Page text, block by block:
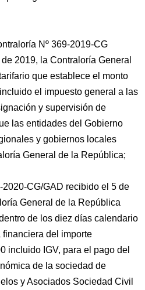
Nº 369-2019-CG
2019, la Contraloría General
que establece el monto
el impuesto general a las
y supervisión de
las entidades del Gobierno
y gobiernos locales
General de la República;
CG/GAD recibido el 5 de
General de la República
de los diez días calendario
del importe
incluido IGV, para el pago del
de la sociedad de
y Asociados Sociedad Civil